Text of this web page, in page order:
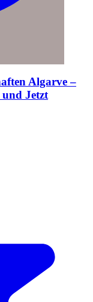
Algarve –
und Jetzt